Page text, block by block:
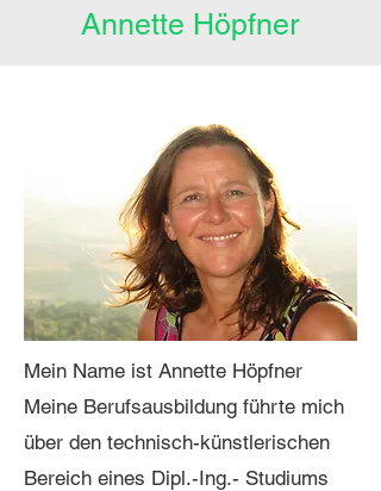
Annette Höpfner
Mein Name ist Annette Höpfner
Meine Berufsausbildung führte mich
über den technisch-künstlerischen
Bereich eines Dipl.-Ing.- Studiums